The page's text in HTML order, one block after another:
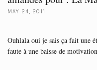
MAY 24, 2011
Ouhlala oui je sais ça fait une
faute à une baisse de